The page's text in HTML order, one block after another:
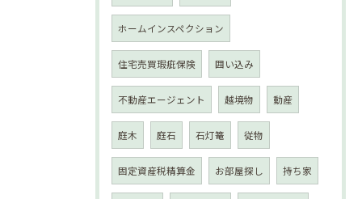
ホームインスペクション
住宅売買瑕疵保険 囲い込み
不動産エージェント 越境物 動産
庭木 庭石 石灯篭 従物
固定資産税精算金 お部屋探し 持ち家